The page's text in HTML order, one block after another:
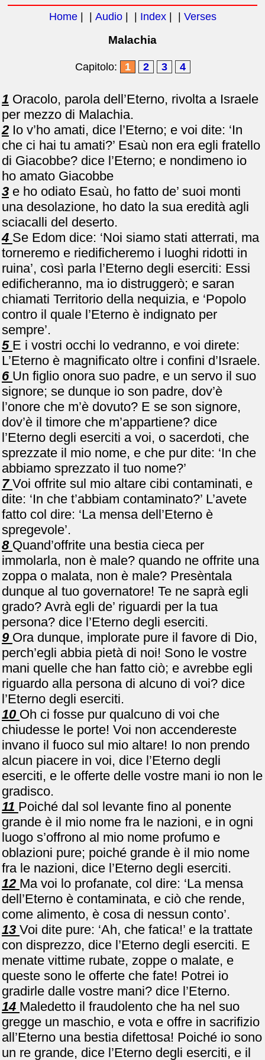
Home| | Audio| | Index| | Verses
Malachia
Capitolo: 1 2 3 4
1 Oracolo, parola dell’Eterno, rivolta a Israele
per mezzo di Malachia.
2 Io v’ho amati, dice l’Eterno; e voi dite: ‘In
che ci hai tu amati?’ Esaù non era egli fratello
di Giacobbe? dice l’Eterno; e nondimeno io
ho amato Giacobbe
3 e ho odiato Esaù, ho fatto de’ suoi monti
una desolazione, ho dato la sua eredità agli
sciacalli del deserto.
4 Se Edom dice: ‘Noi siamo stati atterrati, ma
torneremo e riedificheremo i luoghi ridotti in
ruina’, così parla l’Eterno degli eserciti: Essi
edificheranno, ma io distruggerò; e saran
chiamati Territorio della nequizia, e ‘Popolo
contro il quale l’Eterno è indignato per
sempre’.
5 E i vostri occhi lo vedranno, e voi direte:
L’Eterno è magnificato oltre i confini d’Israele.
6 Un figlio onora suo padre, e un servo il suo
signore; se dunque io son padre, dov’è
l’onore che m’è dovuto? E se son signore,
dov’è il timore che m’appartiene? dice
l’Eterno degli eserciti a voi, o sacerdoti, che
sprezzate il mio nome, e che pur dite: ‘In che
abbiamo sprezzato il tuo nome?’
7 Voi offrite sul mio altare cibi contaminati, e
dite: ‘In che t’abbiam contaminato?’ L’avete
fatto col dire: ‘La mensa dell’Eterno è
spregevole’.
8 Quand’offrite una bestia cieca per
immolarla, non è male? quando ne offrite una
zoppa o malata, non è male? Presèntala
dunque al tuo governatore! Te ne saprà egli
grado? Avrà egli de’ riguardi per la tua
persona? dice l’Eterno degli eserciti.
9 Ora dunque, implorate pure il favore di Dio,
perch’egli abbia pietà di noi! Sono le vostre
mani quelle che han fatto ciò; e avrebbe egli
riguardo alla persona di alcuno di voi? dice
l’Eterno degli eserciti.
10 Oh ci fosse pur qualcuno di voi che
chiudesse le porte! Voi non accendereste
invano il fuoco sul mio altare! Io non prendo
alcun piacere in voi, dice l’Eterno degli
eserciti, e le offerte delle vostre mani io non le
gradisco.
11 Poiché dal sol levante fino al ponente
grande è il mio nome fra le nazioni, e in ogni
luogo s’offrono al mio nome profumo e
oblazioni pure; poiché grande è il mio nome
fra le nazioni, dice l’Eterno degli eserciti.
12 Ma voi lo profanate, col dire: ‘La mensa
dell’Eterno è contaminata, e ciò che rende,
come alimento, è cosa di nessun conto’.
13 Voi dite pure: ‘Ah, che fatica!’ e la trattate
con disprezzo, dice l’Eterno degli eserciti. E
menate vittime rubate, zoppe o malate, e
queste sono le offerte che fate! Potrei io
gradirle dalle vostre mani? dice l’Eterno.
14 Maledetto il fraudolento che ha nel suo
gregge un maschio, e vota e offre in sacrifizio
all’Eterno una bestia difettosa! Poiché io sono
un re grande, dice l’Eterno degli eserciti, e il